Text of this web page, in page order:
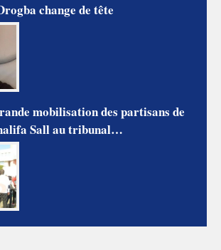
change de tête
mobilisation des partisans de
Sall au tribunal…